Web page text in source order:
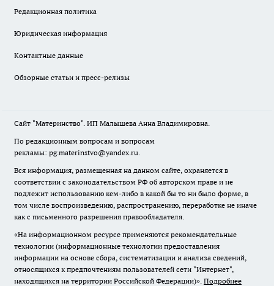
Редакционная политика
Юридическая информация
Контактные данные
Обзорные статьи и пресс-релизы
Сайт "Материнство". ИП Малышева Анна Владимировна.
По редакционным вопросам и вопросам
рекламы: pg.materinstvo@yandex.ru.
Вся информация, размещенная на данном сайте, охраняется в
соответствии с законодательством РФ об авторском праве и не
подлежит использованию кем-либо в какой бы то ни было форме, в
том числе воспроизведению, распространению, переработке не иначе
как с письменного разрешения правообладателя.
«На информационном ресурсе применяются рекомендательные
технологии (информационные технологии предоставления
информации на основе сбора, систематизации и анализа сведений,
относящихся к предпочтениям пользователей сети "Интернет",
находящихся на территории Российской Федерации)». Подробнее